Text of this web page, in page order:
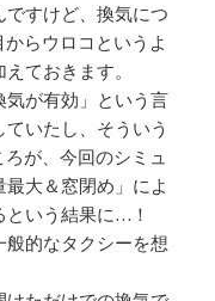
ですけど、換気につ
らウロコというよ
ておきます。
が有効」という言
いたし、そういう
が、今回のシミュ
大＆窓閉め」によ
という結果に…！
般的なタクシーを想